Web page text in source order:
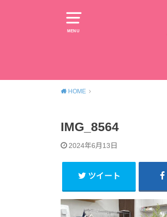
MENU
HOME
IMG_8564
2024年6月13日
ツイート